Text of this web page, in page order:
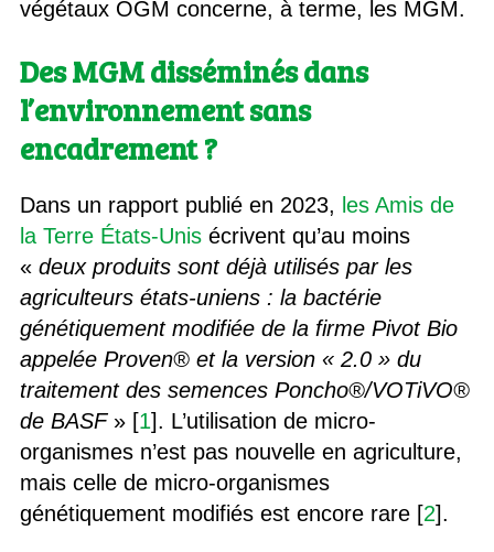
végétaux OGM concerne, à terme, les MGM.
Des MGM disséminés dans
l’environnement sans
encadrement ?
Dans un rapport publié en 2023, les Amis de
la Terre États-Unisécrivent qu’au moins
« deux produits sont déjà utilisés par les
agriculteurs états-uniens : la bactérie
génétiquement modifiée de la firme Pivot Bio
appelée Proven® et la version « 2.0 » du
traitement des semences Poncho®/VOTiVO®
de BASF» [1]. L’utilisation de micro-
organismes n’est pas nouvelle en agriculture,
mais celle de micro-organismes
génétiquement modifiés est encore rare [2].